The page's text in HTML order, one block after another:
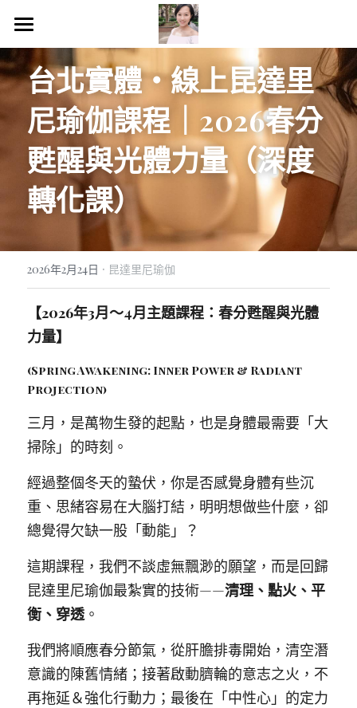
HOME
昆達里尼瑜伽
13月亮曆＆NGH催眠
理財理心＆人生策略
課程＆諮詢服務
個人成長
閱讀筆記
Podcast
聯絡我
關於Min
min@minskh.tw
POWERED BY
台北實體・線上昆達里
尼瑜伽課程｜2026春分
甦醒與光體力量（深度
轉化課）
2026年2月24日 · 昆達里尼瑜伽
【2026年3月～4月主題課程：春分甦醒與光體
力量】
(Spring Awakening: Inner Power & Radiant
Projection)
三月，是萬物生發的起點，也是身體最需要「大
掃除」的時刻。
經過整個冬天的蟄伏，你是否感覺身體有些沉
重、思緒容易在大腦打結，明明想做些什麼，卻
總覺得欠缺一股「動能」？
這期課程，我們不談虛無飄渺的願望，而是回歸
昆達里尼瑜伽最紮實的技術——清理、點火、平
衡、穿透。
我們將順應春分節氣，從肝膽排毒開始，清空潛
意識的陳舊情緒；接著啟動臍輪的意志之火，不
再拖延＆強化行動力；最後在「中性心」的定力
商品分類
所有商品分類